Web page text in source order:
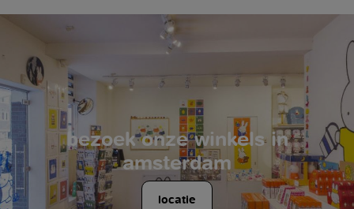
bezoek onze winkels in
amsterdam
locatie